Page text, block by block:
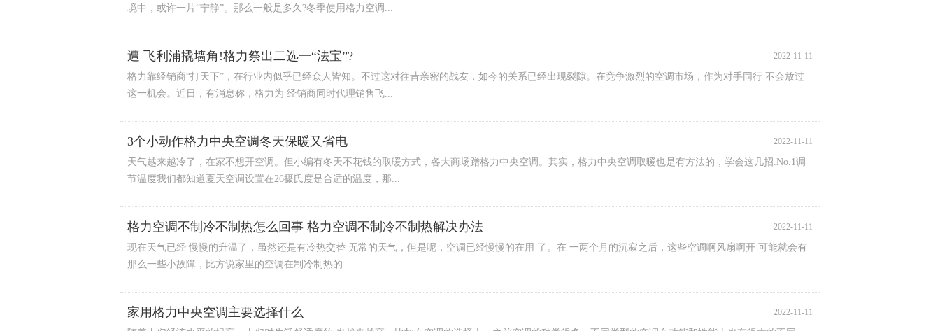
境中，或许一片“宁静”。那么一般是多久?冬季使用格力空调...
2022-11-11
遭 飞利浦撬墙角!格力祭出二选一“法宝”?
格力靠经销商“打天下”，在行业内似乎已经众人皆知。不过这对往昔亲密的战友，如今的关系已经出现裂隙。在竞争激烈的空调市场，作为对手同行 不会放过
这一机会。近日，有消息称，格力为 经销商同时代理销售飞...
2022-11-11
3个小动作格力中央空调冬天保暖又省电
天气越来越冷了，在家不想开空调。但小编有冬天不花钱的取暖方式，各大商场蹭格力中央空调。其实，格力中央空调取暖也是有方法的，学会这几招.No.1调
节温度我们都知道夏天空调设置在26摄氏度是合适的温度，那...
2022-11-11
格力空调不制冷不制热怎么回事 格力空调不制冷不制热解决办法
现在天气已经 慢慢的升温了，虽然还是有冷热交替 无常的天气，但是呢，空调已经慢慢的在用 了。在 一两个月的沉寂之后，这些空调啊风扇啊开 可能就会有
那么一些小故障，比方说家里的空调在制冷制热的...
2022-11-11
家用格力中央空调主要选择什么